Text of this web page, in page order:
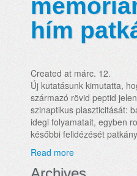
hím
Created at márc. 12.
Új kutatásunk kimutatta,
származó rövid peptid
szinaptikus plaszticitását:
idegi folyamatait, egyben
későbbi felidézését
Read more